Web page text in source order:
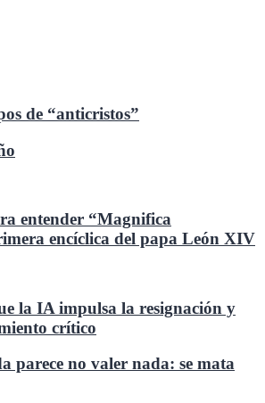
de “anticristos”
entender “Magnifica
encíclica del papa León XIV
la IA impulsa la resignación y
crítico
parece no valer nada: se mata